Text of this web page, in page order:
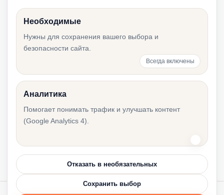
Шаблоны решений в e-Äriregister: чек-лист
компании
компании в Эстонии
Необходимые
Нужны для сохранения вашего выбора и
безопасности сайта.
Всегда включены
Аналитика
Помогает понимать трафик и улучшать контент
(Google Analytics 4).
Отказать в необязательных
Сохранить выбор